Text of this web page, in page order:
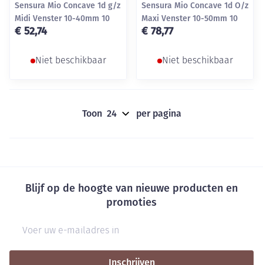
Sensura Mio Concave 1d g/z
Midi Venster 10-40mm 10
€ 52,74
Niet beschikbaar
Sensura Mio Concave 1d O/z
Maxi Venster 10-50mm 10
€ 78,77
Niet beschikbaar
Toon per pagina
Blijf op de hoogte van nieuwe producten en
promoties
Inschrijven